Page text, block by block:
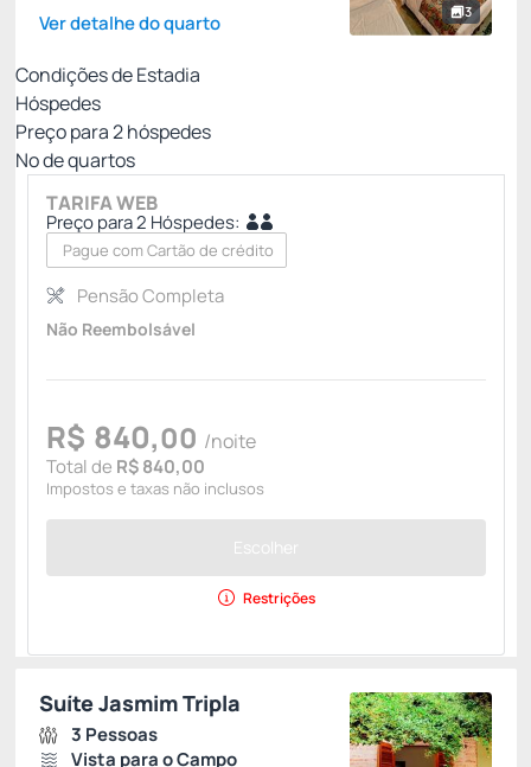
3
Ver detalhe do quarto
Condições de Estadia
Hóspedes
Preço para2hóspedes
Nº de quartos
TARIFA WEB
Preço para 2 Hóspedes:
Pague com Cartão de crédito
Pensão Completa
Não Reembolsável
R$ 840,00 /noite
Total de R$ 840,00
Impostos e taxas não inclusos
Escolher
Restrições
Suíte Jasmim Tripla
3 Pessoas
Vista para o Campo